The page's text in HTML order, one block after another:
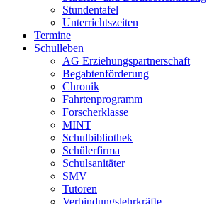
Stundentafel
Unterrichtszeiten
Termine
Schulleben
AG Erziehungspartnerschaft
Begabtenförderung
Chronik
Fahrtenprogramm
Forscherklasse
MINT
Schulbibliothek
Schülerfirma
Schulsanitäter
SMV
Tutoren
Verbindungslehrkräfte